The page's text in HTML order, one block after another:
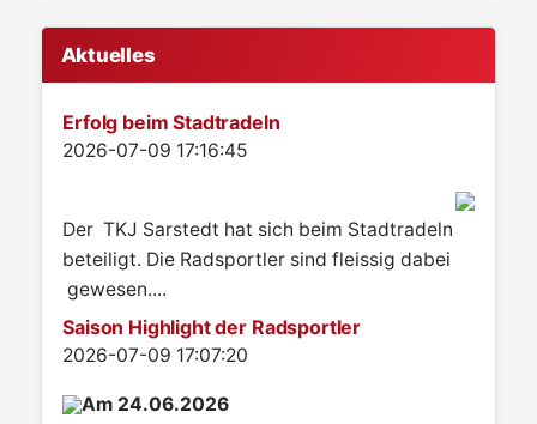
Aktuelles
Erfolg beim Stadtradeln
Details
2026-07-09 17:16:45
Der TKJ Sarstedt hat sich beim Stadtradeln
beteiligt. Die Radsportler sind fleissig dabei
gewesen....
Saison Highlight der Radsportler
Details
2026-07-09 17:07:20
Am 24.06.2026